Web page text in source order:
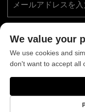
著作権 © 厦門フェニッ
当社につい
We value your
We use cookies and
don't want to accept all